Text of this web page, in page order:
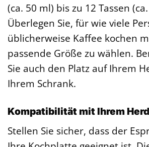
(ca. 50 ml) bis zu 12 Tassen
Überlegen Sie, für wie viele
üblicherweise Kaffee kochen
passende Größe zu wählen.
Sie auch den Platz auf Ihrem
Ihrem Schrank.
Kompatibilität mit Ihrem Herd
Stellen Sie sicher, dass der